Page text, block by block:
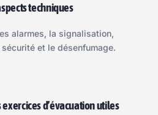
techniques
alarmes, la signalisation,
sécurité et le désenfumage.
d’évacuation utiles